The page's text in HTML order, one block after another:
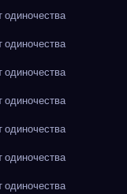
одиночества
одиночества
одиночества
одиночества
одиночества
одиночества
одиночества